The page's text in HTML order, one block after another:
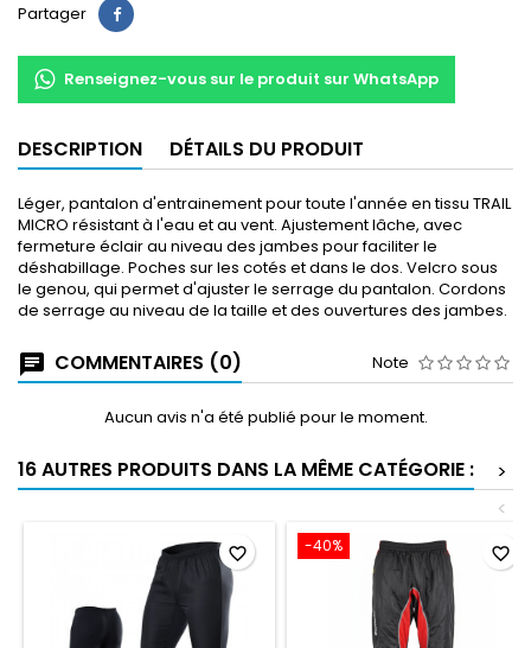
Partager Partager
Renseignez-vous sur le produit sur WhatsApp
DESCRIPTION DÉTAILS DU PRODUIT
Léger, pantalon d'entrainement pour toute l'année en tissu TRAIL
MICRO résistant à l'eau et au vent. Ajustement lâche, avec
fermeture éclair au niveau des jambes pour faciliter le
déshabillage. Poches sur les cotés et dans le dos. Velcro sous
le genou, qui permet d'ajuster le serrage du pantalon. Cordons
de serrage au niveau de la taille et des ouvertures des jambes.
COMMENTAIRES (0) Note
Aucun avis n'a été publié pour le moment.
16 AUTRES PRODUITS DANS LA MÊME CATÉGORIE :
>
<
favorite_border -40% favorite_border